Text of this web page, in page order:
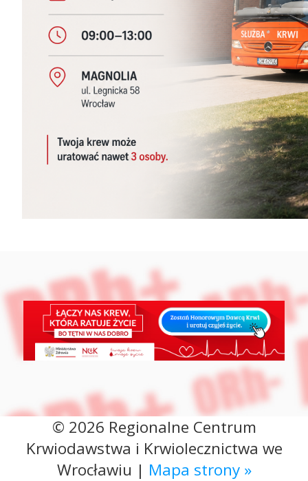
© 2026 Regionalne Centrum
Krwiodawstwa i Krwiolecznictwa we
Wrocławiu | Mapa strony »